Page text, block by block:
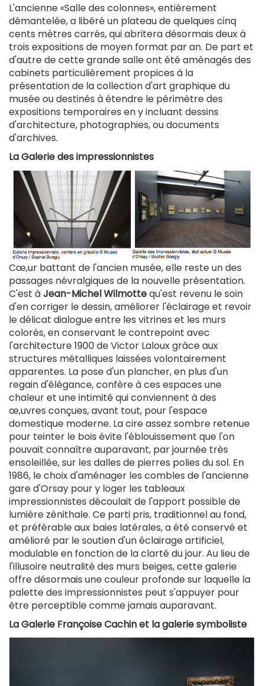
L'ancienne «Salle des colonnes», entièrement
démantelée, a libéré un plateau de quelques cinq
cents mètres carrés, qui abritera désormais deux à
trois expositions de moyen format par an. De part et
d'autre de cette grande salle ont été aménagés des
cabinets particulièrement propices à la
présentation de la collection d'art graphique du
musée ou destinés à étendre le périmètre des
expositions temporaires en y incluant dessins
d'architecture, photographies, ou documents
d'archives.
La Galerie des impressionnistes
Cœ,ur battant de l'ancien musée, elle reste un des
passages névralgiques de la nouvelle présentation.
C'est àJean-Michel Wilmottequ'est revenu le soin
d'en corriger le dessin, améliorer l'éclairage et revoir
le délicat dialogue entre les vitrines et les murs
colorés, en conservant le contrepoint avec
l'architecture 1900 de Victor Laloux grâce aux
structures métalliques laissées volontairement
apparentes. La pose d'un plancher, en plus d'un
regain d'élégance, confère à ces espaces une
chaleur et une intimité qui conviennent à des
œ,uvres conçues, avant tout, pour l'espace
domestique moderne. La cire assez sombre retenue
pour teinter le bois évite l'éblouissement que l'on
pouvait connaître auparavant, par journée très
ensoleillée, sur les dalles de pierres polies du sol. En
1986, le choix d'aménager les combles de l'ancienne
gare d'Orsay pour y loger les tableaux
impressionnistes découlait de l'apport possible de
lumière zénithale. Ce parti pris, traditionnel au fond,
et préférable aux baies latérales, a été conservé et
amélioré par le soutien d'un éclairage artificiel,
modulable en fonction de la clarté du jour. Au lieu de
l'illusoire neutralité des murs beiges, cette galerie
offre désormais une couleur profonde sur laquelle la
palette des impressionnistes peut s'appuyer pour
être perceptible comme jamais auparavant.
La Galerie Françoise Cachin et la galerie symboliste